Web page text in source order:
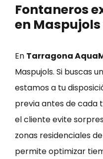
Fontaneros
en
En Tarragona
Maspujols. Si buscas
estamos a tu
previa antes de cada
el cliente evite
zonas residenciales
permite optimizar